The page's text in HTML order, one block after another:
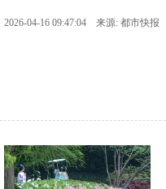
2026-04-16 09:47:04 来源: 都市快报